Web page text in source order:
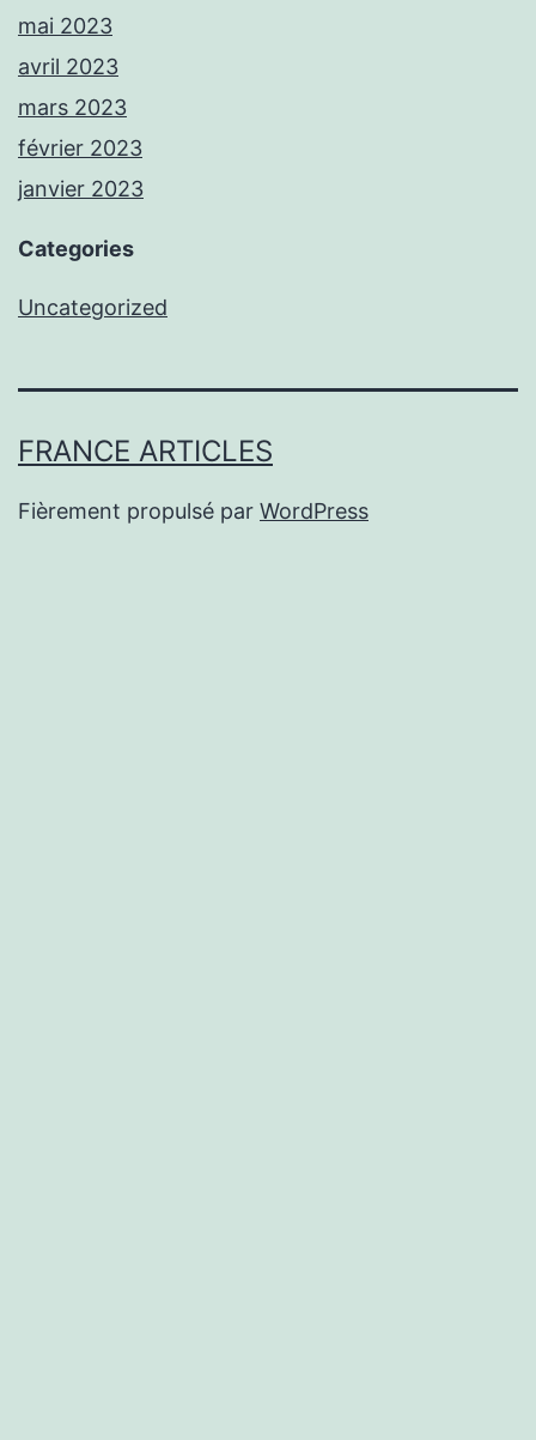
mai 2023
avril 2023
mars 2023
février 2023
janvier 2023
Categories
Uncategorized
FRANCE ARTICLES
Fièrement propulsé par WordPress